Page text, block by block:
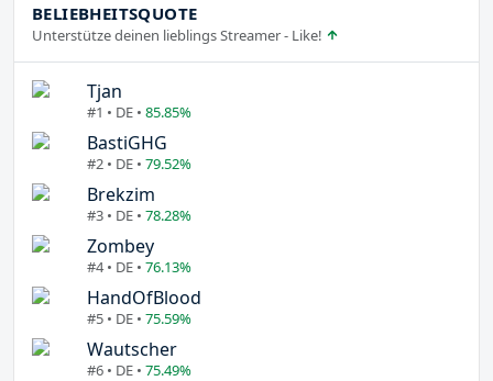
BELIEBHEITSQUOTE
Unterstütze deinen lieblings Streamer - Like!
Tjan
#1 • DE • 85.85%
BastiGHG
#2 • DE • 79.52%
Brekzim
#3 • DE • 78.28%
Zombey
#4 • DE • 76.13%
HandOfBlood
#5 • DE • 75.59%
Wautscher
#6 • DE • 75.49%